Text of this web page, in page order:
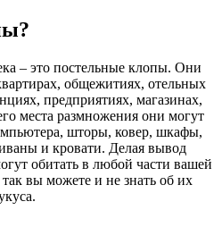
– это постельные клопы. Они
общежитиях, отельных
предприятиях, магазинах,
места размножения они могут
шторы, ковер, шкафы,
и кровати. Делая вывод
обитать в любой части вашей
вы можете и не знать об их